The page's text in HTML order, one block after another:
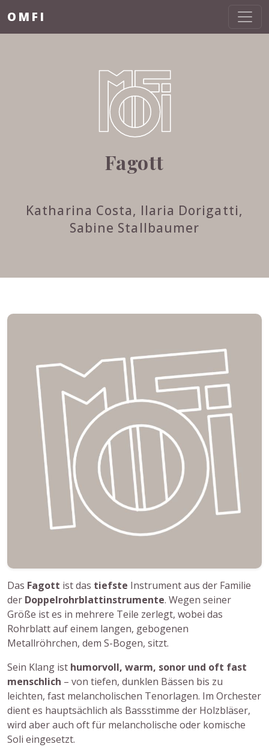
OMFI
Fagott
Katharina Costa, Ilaria Dorigatti,
Sabine Stallbaumer
Das Fagott ist das tiefste Instrument aus der Familie
der Doppelrohrblattinstrumente. Wegen seiner
Größe ist es in mehrere Teile zerlegt, wobei das
Rohrblatt auf einem langen, gebogenen
Metallröhrchen, dem S-Bogen, sitzt.
Sein Klang ist humorvoll, warm, sonor und oft fast
menschlich – von tiefen, dunklen Bässen bis zu
leichten, fast melancholischen Tenorlagen. Im Orchester
dient es hauptsächlich als Bassstimme der Holzbläser,
wird aber auch oft für melancholische oder komische
Soli eingesetzt.